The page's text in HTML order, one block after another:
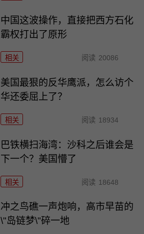
中国这波操作，直接把西方石化
霸权打出了原形
相关 阅读 20086
美国最狠的反华鹰派，怎么访个
华还委屈上了？
相关 阅读 18934
巴铁横扫海湾：沙科之后谁会是
下一个？美国懵了
相关 阅读 18648
冲之鸟礁一声炮响，高市早苗的
\"岛链梦\"碎一地